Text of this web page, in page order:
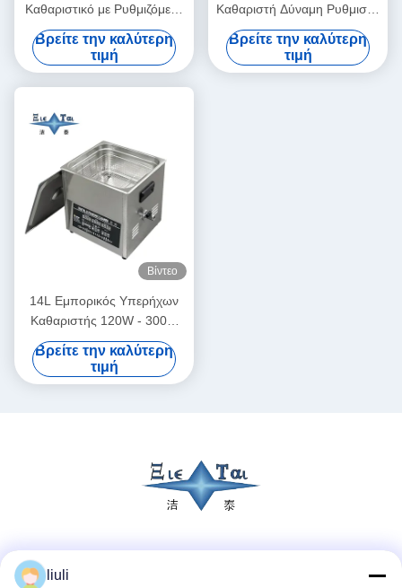
Καθαριστικό με Ρυθμιζόμενη
Ισχύ 6L Ψηφιακά
Υπερηχητικά Καθαριστικά
70W - 180W
Βρείτε την καλύτερη
τιμή
Καθαριστή Δύναμη Ρυθμιστή
Μικρό Υπερήχων
Καθαριστήρες Ευφυής
Βρείτε την καλύτερη
τιμή
Βίντεο
14L Εμπορικός Υπερήχων
Καθαριστής 120W - 300W
Smart Υπερήχων
Καθαριστής
Βρείτε την καλύτερη
τιμή
liuli